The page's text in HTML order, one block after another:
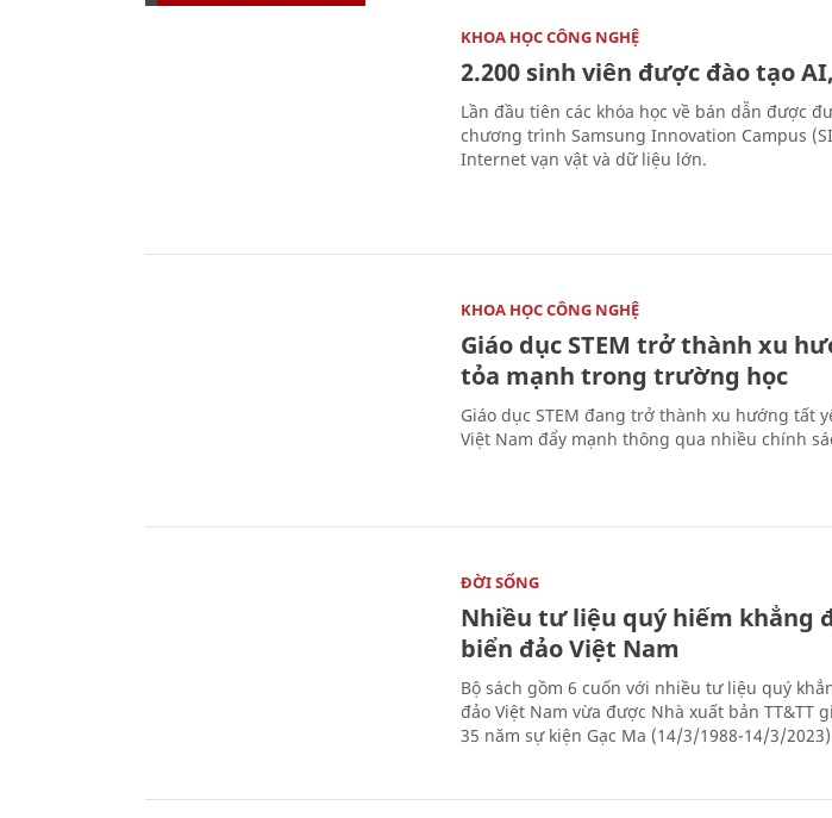
KHOA HỌC CÔNG NGHỆ
2.200 sinh viên được đào tạo
Lần đầu tiên các khóa học về bán dẫn được
chương trình Samsung Innovation Campus
Internet vạn vật và dữ liệu lớn.
KHOA HỌC CÔNG NGHỆ
Giáo dục STEM trở thành xu
tỏa mạnh trong trường học
Giáo dục STEM đang trở thành xu hướng tất
Việt Nam đẩy mạnh thông qua nhiều chính
ĐỜI SỐNG
Nhiều tư liệu quý hiếm khẳng
biển đảo Việt Nam
Bộ sách gồm 6 cuốn với nhiều tư liệu quý
đảo Việt Nam vừa được Nhà xuất bản TT&TT
35 năm sự kiện Gạc Ma (14/3/1988-14/3/